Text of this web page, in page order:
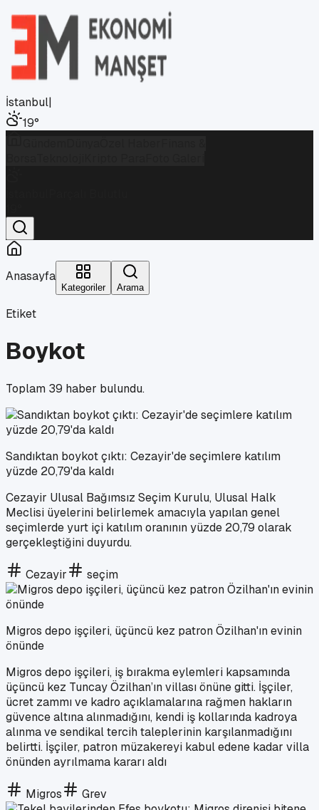
İstanbul|
19°
Anasayfa
Kategoriler Arama
Etiket
Boykot
Toplam 39 haber bulundu.
Sandıktan boykot çıktı: Cezayir'de seçimlere katılım
yüzde 20,79'da kaldı
Cezayir Ulusal Bağımsız Seçim Kurulu, Ulusal Halk
Meclisi üyelerini belirlemek amacıyla yapılan genel
seçimlerde yurt içi katılım oranının yüzde 20,79 olarak
gerçekleştiğini duyurdu.
Cezayir seçim
Migros depo işçileri, üçüncü kez patron Özilhan'ın evinin
önünde
Migros depo işçileri, iş bırakma eylemleri kapsamında
üçüncü kez Tuncay Özilhan’ın villası önüne gitti. İşçiler,
ücret zammı ve kadro açıklamalarına rağmen hakların
güvence altına alınmadığını, kendi iş kollarında kadroya
alınma ve sendikal tercih taleplerinin karşılanmadığını
belirtti. İşçiler, patron müzakereyi kabul edene kadar villa
önünden ayrılmama kararı aldı
Migros Grev